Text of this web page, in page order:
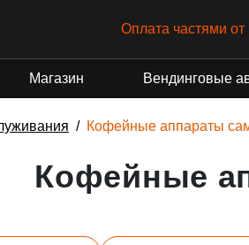
Оплата частями
Магазин Вендинговые
Кофейные аппараты
Кофейные